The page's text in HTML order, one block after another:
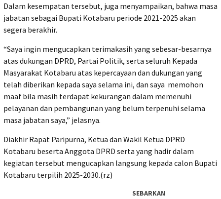
Dalam kesempatan tersebut, juga menyampaikan, bahwa masa
jabatan sebagai Bupati Kotabaru periode 2021-2025 akan
segera berakhir.
“Saya ingin mengucapkan terimakasih yang sebesar-besarnya
atas dukungan DPRD, Partai Politik, serta seluruh Kepada
Masyarakat Kotabaru atas kepercayaan dan dukungan yang
telah diberikan kepada saya selama ini, dan saya memohon
maaf bila masih terdapat kekurangan dalam memenuhi
pelayanan dan pembangunan yang belum terpenuhi selama
masa jabatan saya,” jelasnya.
Diakhir Rapat Paripurna, Ketua dan Wakil Ketua DPRD
Kotabaru beserta Anggota DPRD serta yang hadir dalam
kegiatan tersebut mengucapkan langsung kepada calon Bupati
Kotabaru terpilih 2025-2030.(rz)
SEBARKAN